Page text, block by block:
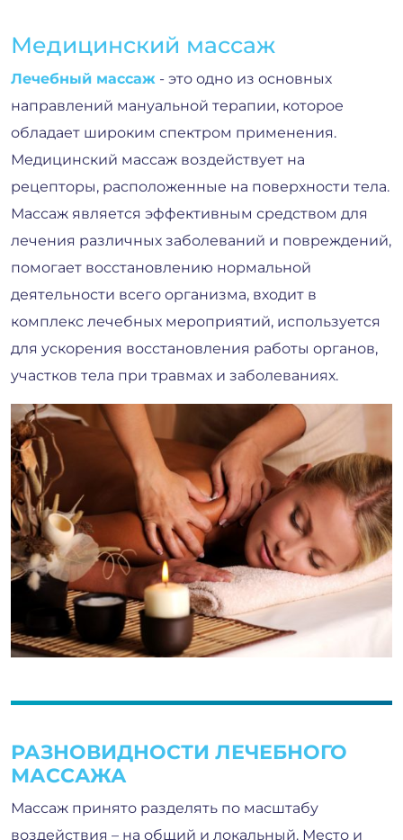
Медицинский массаж
Лечебный массаж - это одно из основных
направлений мануальной терапии, которое
обладает широким спектром применения.
Медицинский массаж воздействует на
рецепторы, расположенные на поверхности тела.
Массаж является эффективным средством для
лечения различных заболеваний и повреждений,
помогает восстановлению нормальной
деятельности всего организма, входит в
комплекс лечебных мероприятий, используется
для ускорения восстановления работы органов,
участков тела при травмах и заболеваниях.
РАЗНОВИДНОСТИ ЛЕЧЕБНОГО
МАССАЖА
Массаж принято разделять по масштабу
воздействия – на общий и локальный. Место и